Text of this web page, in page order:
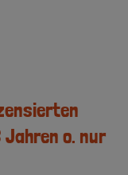
Jahren o. nur